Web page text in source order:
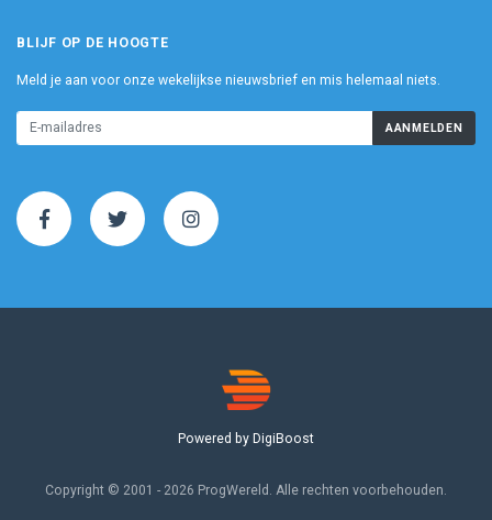
BLIJF OP DE HOOGTE
Meld je aan voor onze wekelijkse nieuwsbrief en mis helemaal niets.
AANMELDEN
Powered by DigiBoost
Copyright © 2001 - 2026 ProgWereld. Alle rechten voorbehouden.